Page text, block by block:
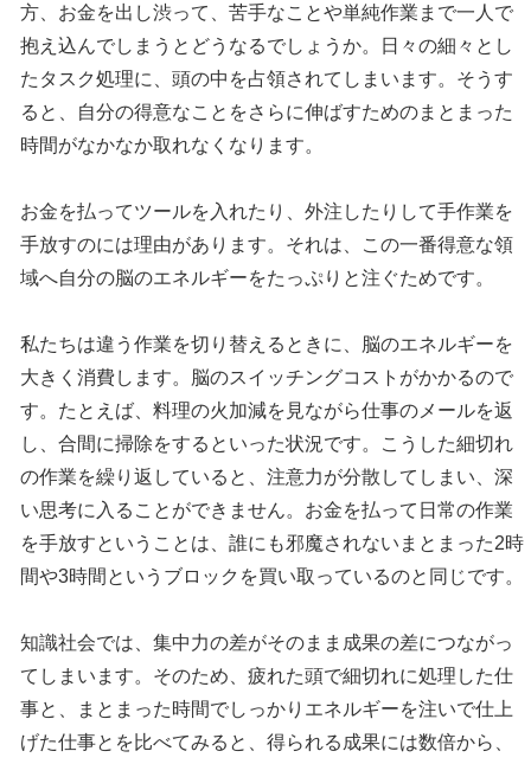
方、お金を出し渋って、苦手なことや単純作業まで一人で
抱え込んでしまうとどうなるでしょうか。日々の細々とし
たタスク処理に、頭の中を占領されてしまいます。そうす
ると、自分の得意なことをさらに伸ばすためのまとまった
時間がなかなか取れなくなります。
お金を払ってツールを入れたり、外注したりして手作業を
手放すのには理由があります。それは、この一番得意な領
域へ自分の脳のエネルギーをたっぷりと注ぐためです。
私たちは違う作業を切り替えるときに、脳のエネルギーを
大きく消費します。脳のスイッチングコストがかかるので
す。たとえば、料理の火加減を見ながら仕事のメールを返
し、合間に掃除をするといった状況です。こうした細切れ
の作業を繰り返していると、注意力が分散してしまい、深
い思考に入ることができません。お金を払って日常の作業
を手放すということは、誰にも邪魔されないまとまった2時
間や3時間というブロックを買い取っているのと同じです。
知識社会では、集中力の差がそのまま成果の差につながっ
てしまいます。そのため、疲れた頭で細切れに処理した仕
事と、まとまった時間でしっかりエネルギーを注いで仕上
げた仕事とを比べてみると、得られる成果には数倍から、